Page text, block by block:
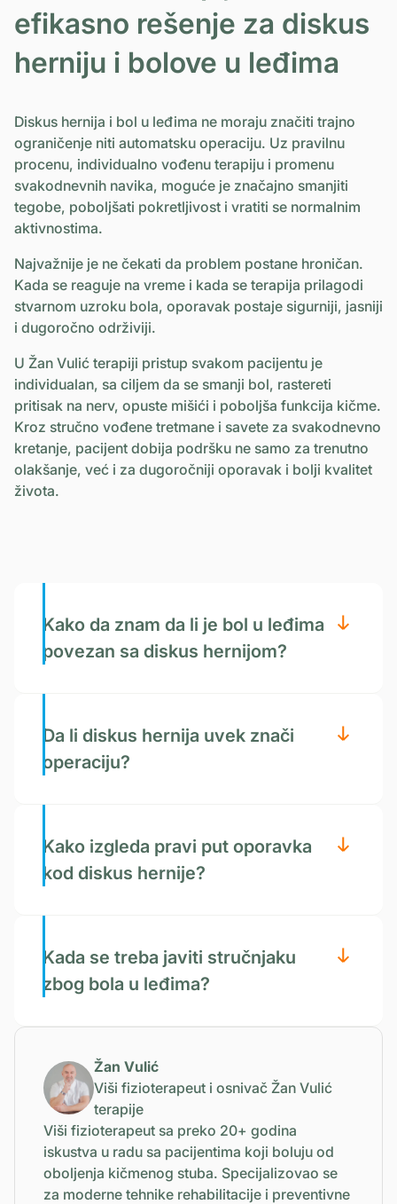
efikasno rešenje za diskus
herniju i bolove u leđima
Diskus hernija i bol u leđima ne moraju značiti trajno
ograničenje niti automatsku operaciju. Uz pravilnu
procenu, individualno vođenu terapiju i promenu
svakodnevnih navika, moguće je značajno smanjiti
tegobe, poboljšati pokretljivost i vratiti se normalnim
aktivnostima.
Najvažnije je ne čekati da problem postane hroničan.
Kada se reaguje na vreme i kada se terapija prilagodi
stvarnom uzroku bola, oporavak postaje sigurniji, jasniji
i dugoročno održiviji.
U Žan Vulić terapiji pristup svakom pacijentu je
individualan, sa ciljem da se smanji bol, rastereti
pritisak na nerv, opuste mišići i poboljša funkcija kičme.
Kroz stručno vođene tretmane i savete za svakodnevno
kretanje, pacijent dobija podršku ne samo za trenutno
olakšanje, već i za dugoročniji oporavak i bolji kvalitet
života.
Kako da znam da li je bol u leđima
povezan sa diskus hernijom?
Da li diskus hernija uvek znači
operaciju?
Kako izgleda pravi put oporavka
kod diskus hernije?
Kada se treba javiti stručnjaku
zbog bola u leđima?
Žan Vulić
Viši fizioterapeut i osnivač Žan Vulić
terapije
Viši fizioterapeut sa preko 20+ godina
iskustva u radu sa pacijentima koji boluju od
oboljenja kičmenog stuba. Specijalizovao se
za moderne tehnike rehabilitacije i preventivne